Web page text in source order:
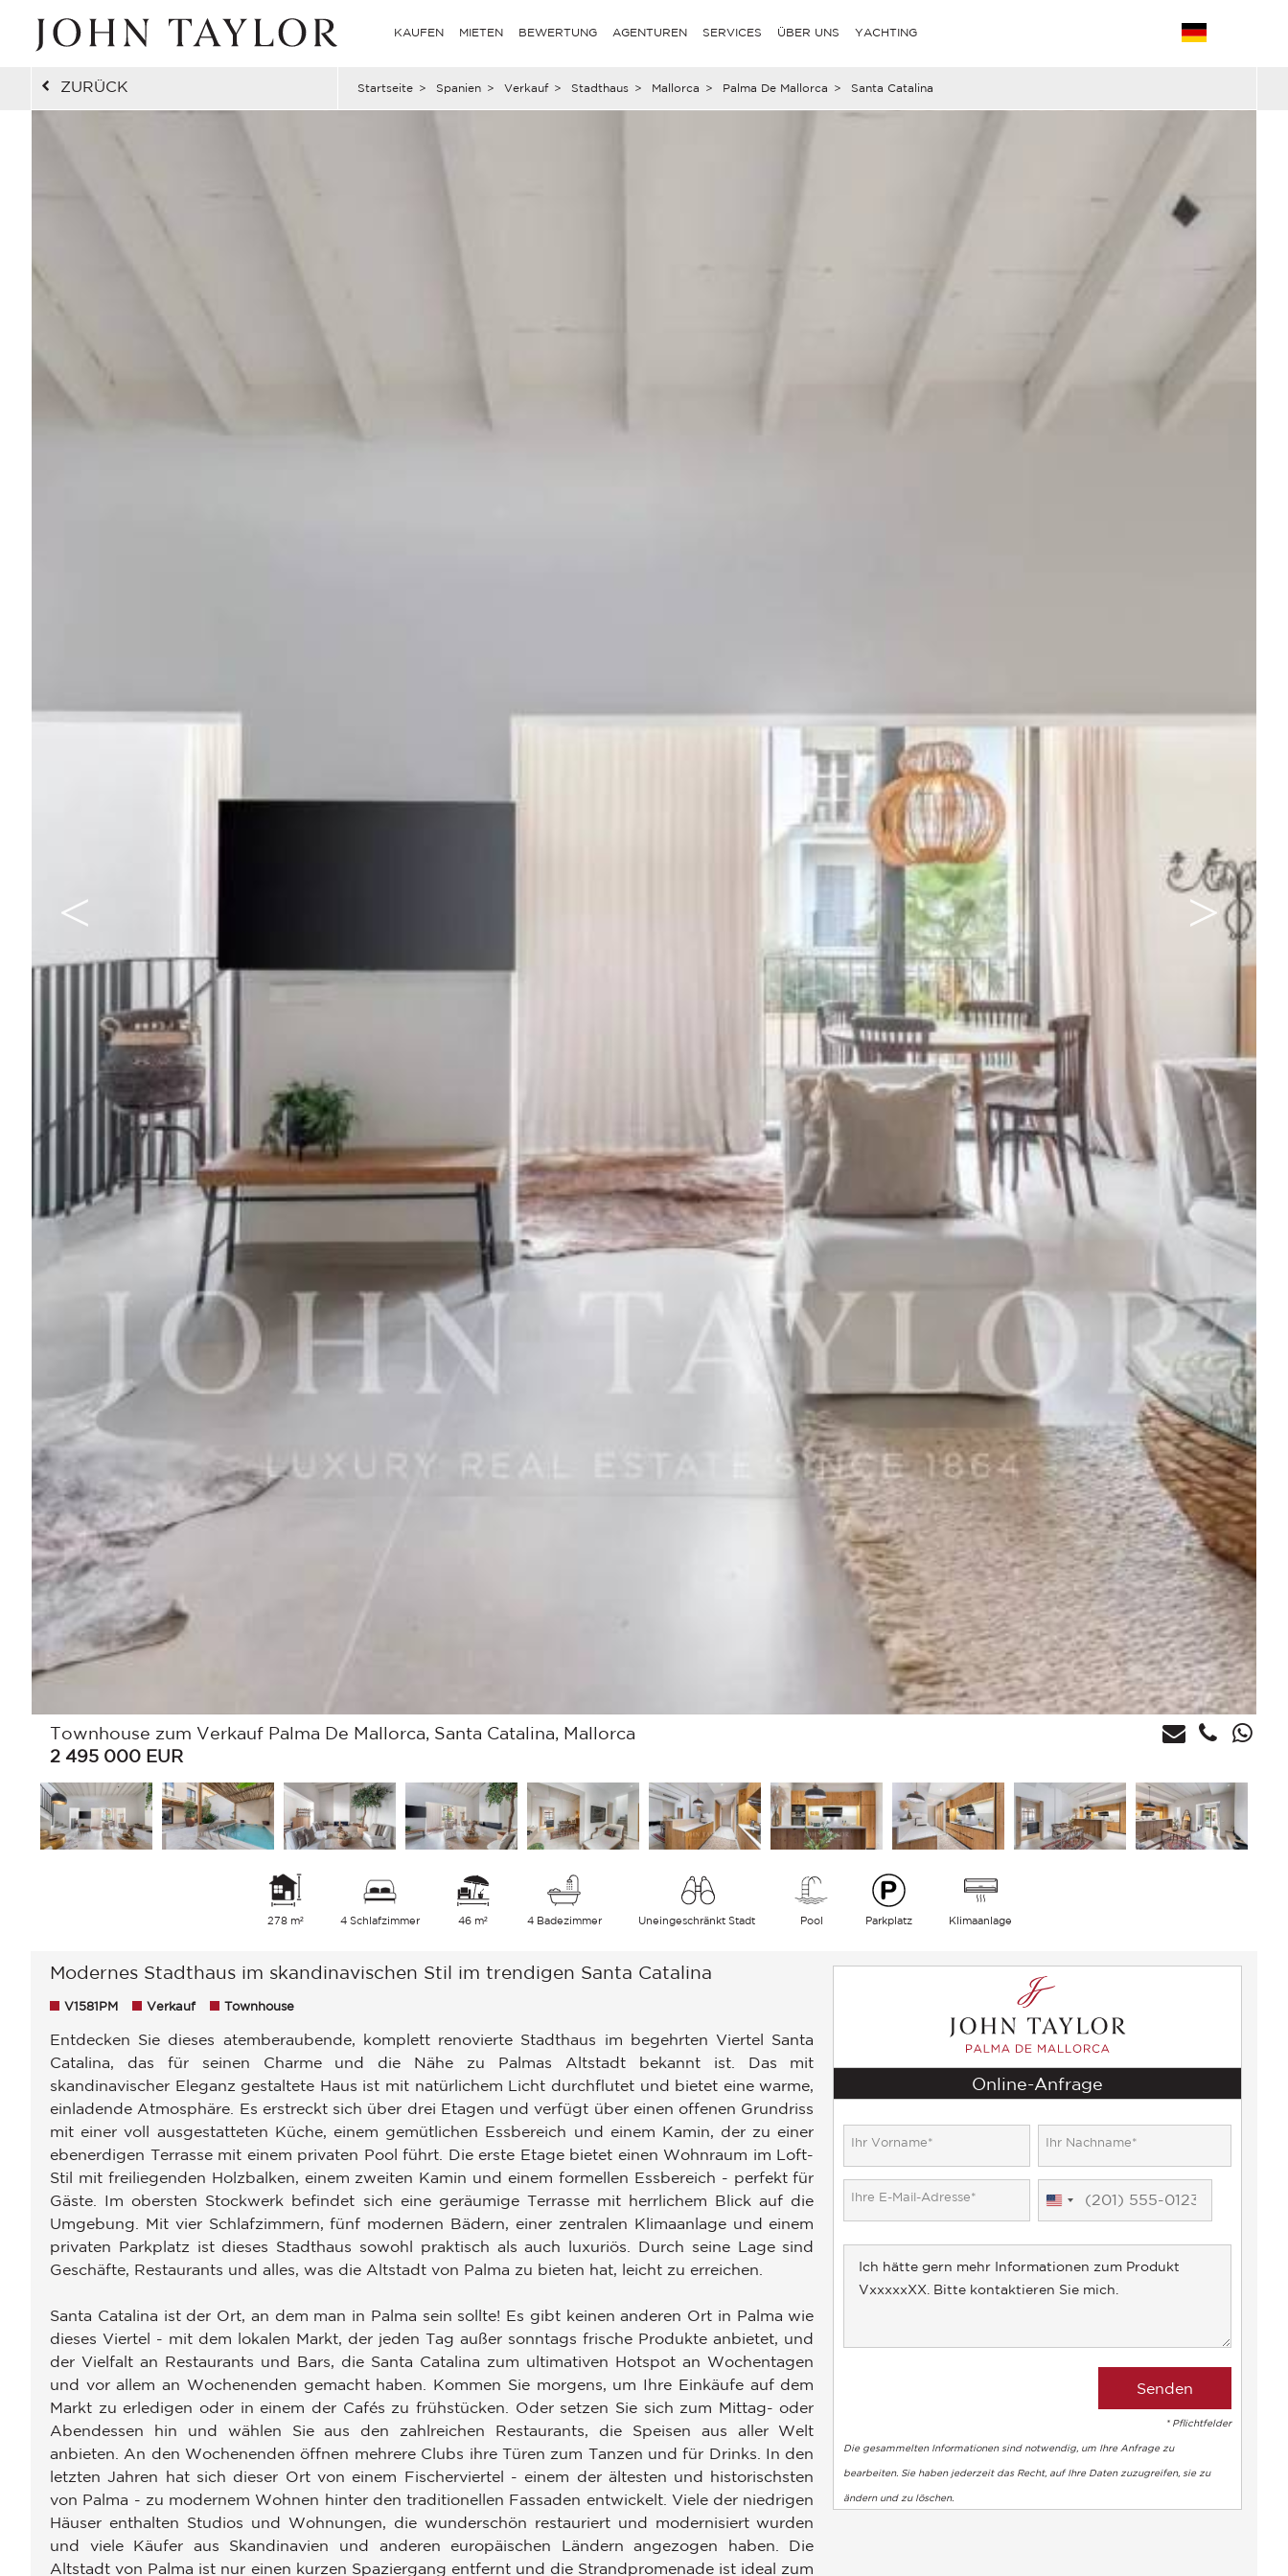
KAUFEN MIETEN BEWERTUNG AGENTUREN SERVICES ÜBER UNS YACHTING
ZURÜCK Startseite > Spanien > Verkauf > Stadthaus > Mallorca > Palma De Mallorca > Santa Catalina
Townhouse zum Verkauf Palma De Mallorca, Santa Catalina, Mallorca
2 495 000 EUR
278 m² 4 Schlafzimmer 46 m² 4 Badezimmer Uneingeschränkt Stadt Pool Parkplatz Klimaanlage
Modernes Stadthaus im skandinavischen Stil im trendigen Santa Catalina
V1581PM Verkauf Townhouse
Entdecken Sie dieses atemberaubende, komplett renovierte Stadthaus im begehrten Viertel Santa
Catalina, das für seinen Charme und die Nähe zu Palmas Altstadt bekannt ist. Das mit
skandinavischer Eleganz gestaltete Haus ist mit natürlichem Licht durchflutet und bietet eine warme,
einladende Atmosphäre. Es erstreckt sich über drei Etagen und verfügt über einen offenen Grundriss
mit einer voll ausgestatteten Küche, einem gemütlichen Essbereich und einem Kamin, der zu einer
ebenerdigen Terrasse mit einem privaten Pool führt. Die erste Etage bietet einen Wohnraum im Loft-
Stil mit freiliegenden Holzbalken, einem zweiten Kamin und einem formellen Essbereich - perfekt für
Gäste. Im obersten Stockwerk befindet sich eine geräumige Terrasse mit herrlichem Blick auf die
Umgebung. Mit vier Schlafzimmern, fünf modernen Bädern, einer zentralen Klimaanlage und einem
privaten Parkplatz ist dieses Stadthaus sowohl praktisch als auch luxuriös. Durch seine Lage sind
Geschäfte, Restaurants und alles, was die Altstadt von Palma zu bieten hat, leicht zu erreichen.
Santa Catalina ist der Ort, an dem man in Palma sein sollte! Es gibt keinen anderen Ort in Palma wie
dieses Viertel - mit dem lokalen Markt, der jeden Tag außer sonntags frische Produkte anbietet, und
der Vielfalt an Restaurants und Bars, die Santa Catalina zum ultimativen Hotspot an Wochentagen
und vor allem an Wochenenden gemacht haben. Kommen Sie morgens, um Ihre Einkäufe auf dem
Markt zu erledigen oder in einem der Cafés zu frühstücken. Oder setzen Sie sich zum Mittag- oder
Abendessen hin und wählen Sie aus den zahlreichen Restaurants, die Speisen aus aller Welt
anbieten. An den Wochenenden öffnen mehrere Clubs ihre Türen zum Tanzen und für Drinks. In den
letzten Jahren hat sich dieser Ort von einem Fischerviertel - einem der ältesten und historischsten
von Palma - zu modernem Wohnen hinter den traditionellen Fassaden entwickelt. Viele der niedrigen
Häuser enthalten Studios und Wohnungen, die wunderschön restauriert und modernisiert wurden
und viele Käufer aus Skandinavien und anderen europäischen Ländern angezogen haben. Die
Altstadt von Palma ist nur einen kurzen Spaziergang entfernt und die Strandpromenade ist ideal zum
Online-Anfrage
United
* Pflichtfelder
Die gesammelten Informationen sind notwendig, um Ihre Anfrage zu
bearbeiten. Sie haben jederzeit das Recht, auf Ihre Daten zuzugreifen, sie zu
ändern und zu löschen.